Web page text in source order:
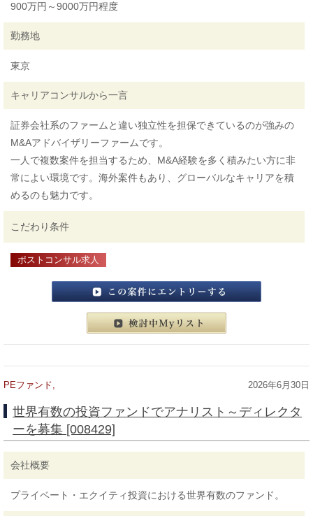
900万円～9000万円程度
勤務地
東京
キャリアコンサルから一言
証券会社系のファームと違い独立性を担保できているのが強みの
M&Aアドバイザリーファームです。
一人で複数案件を担当するため、M&A経験を多く積みたい方に非
常によい環境です。海外案件もあり、グローバルなキャリアを積
めるのも魅力です。
こだわり条件
ポストコンサル求人
この案件にエントリーする
検討中マイリスト
PEファンド, 2026年6月30日
世界有数の投資ファンドでアナリスト～ディレクタ
ーを募集 [008429]
会社概要
プライベート・エクイティ投資における世界有数のファンド。